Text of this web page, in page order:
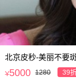
北京皮秒-美丽不要
Y5000 1280 39